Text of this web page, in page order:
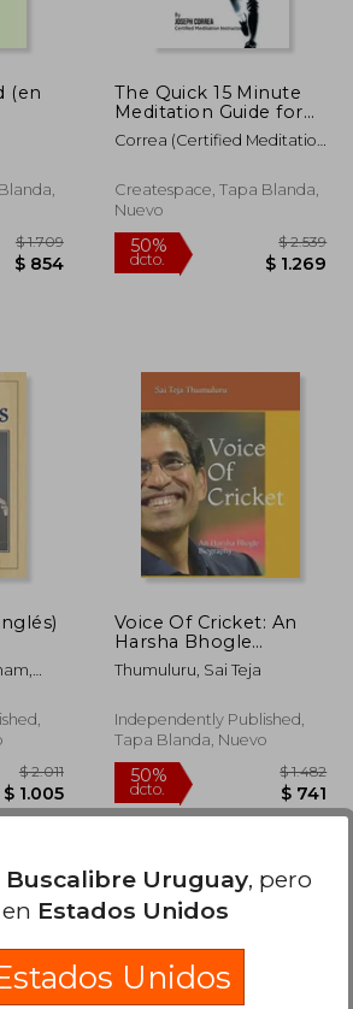
(en
$ 1.709
$ 854
The Quick 15 Minute
Meditation Guide for
Fencing Parents: The
Parents' Guide to
Meditation to Enhance
Their Performance by
Correa (Certified Meditation
Createspace, Tapa Blanda,
Nuevo
50%
dcto.
Voice Of Cricket: An
Harsha Bhogle
Biography (en Inglés)
Thumuluru, Sai Teja
Independently Published,
Tapa Blanda, Nuevo
Buscalibre Uruguay, pero
Estados Unidos
Unidos